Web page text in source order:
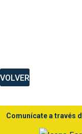
VOLVER
Comunícate a través